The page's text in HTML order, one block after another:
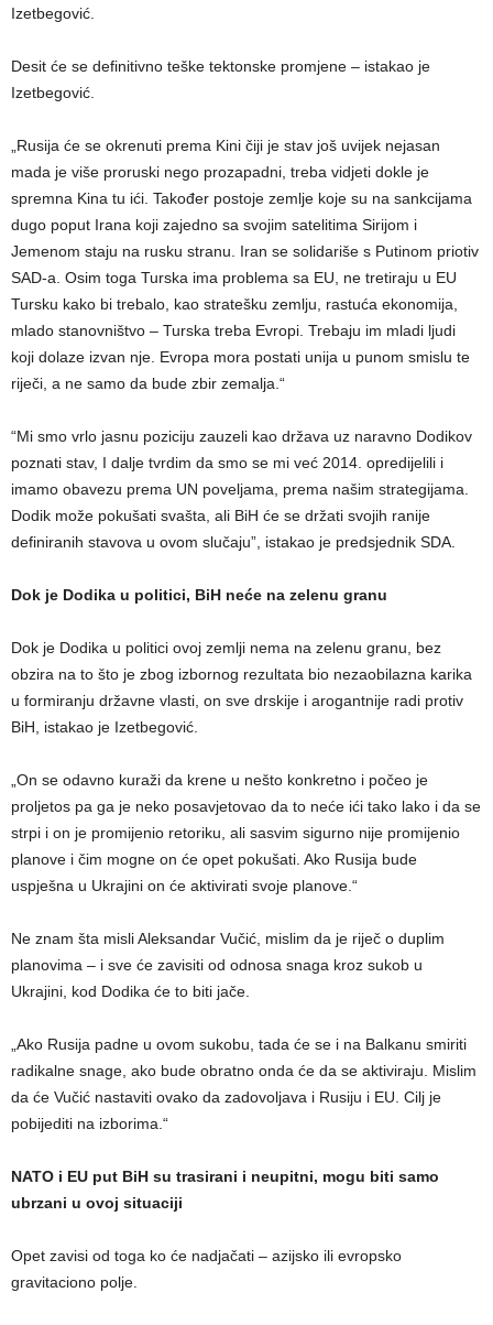
Izetbegović.
Desit će se definitivno teške tektonske promjene – istakao je
Izetbegović.
„Rusija će se okrenuti prema Kini čiji je stav još uvijek nejasan
mada je više proruski nego prozapadni, treba vidjeti dokle je
spremna Kina tu ići. Također postoje zemlje koje su na sankcijama
dugo poput Irana koji zajedno sa svojim satelitima Sirijom i
Jemenom staju na rusku stranu. Iran se solidariše s Putinom priotiv
SAD-a. Osim toga Turska ima problema sa EU, ne tretiraju u EU
Tursku kako bi trebalo, kao stratešku zemlju, rastuća ekonomija,
mlado stanovništvo – Turska treba Evropi. Trebaju im mladi ljudi
koji dolaze izvan nje. Evropa mora postati unija u punom smislu te
riječi, a ne samo da bude zbir zemalja.“
“Mi smo vrlo jasnu poziciju zauzeli kao država uz naravno Dodikov
poznati stav, I dalje tvrdim da smo se mi već 2014. opredijelili i
imamo obavezu prema UN poveljama, prema našim strategijama.
Dodik može pokušati svašta, ali BiH će se držati svojih ranije
definiranih stavova u ovom slučaju”, istakao je predsjednik SDA.
Dok je Dodika u politici, BiH neće na zelenu granu
Dok je Dodika u politici ovoj zemlji nema na zelenu granu, bez
obzira na to što je zbog izbornog rezultata bio nezaobilazna karika
u formiranju državne vlasti, on sve drskije i arogantnije radi protiv
BiH, istakao je Izetbegović.
„On se odavno kuraži da krene u nešto konkretno i počeo je
proljetos pa ga je neko posavjetovao da to neće ići tako lako i da se
strpi i on je promijenio retoriku, ali sasvim sigurno nije promijenio
planove i čim mogne on će opet pokušati. Ako Rusija bude
uspješna u Ukrajini on će aktivirati svoje planove.“
Ne znam šta misli Aleksandar Vučić, mislim da je riječ o duplim
planovima – i sve će zavisiti od odnosa snaga kroz sukob u
Ukrajini, kod Dodika će to biti jače.
„Ako Rusija padne u ovom sukobu, tada će se i na Balkanu smiriti
radikalne snage, ako bude obratno onda će da se aktiviraju. Mislim
da će Vučić nastaviti ovako da zadovoljava i Rusiju i EU. Cilj je
pobijediti na izborima.“
NATO i EU put BiH su trasirani i neupitni, mogu biti samo
ubrzani u ovoj situaciji
Opet zavisi od toga ko će nadjačati – azijsko ili evropsko
gravitaciono polje.